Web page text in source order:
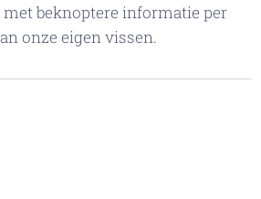
met beknoptere informatie per
onze eigen vissen.